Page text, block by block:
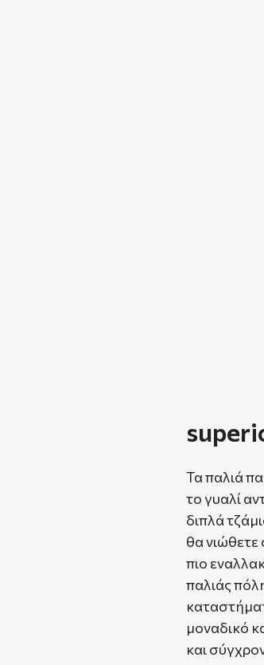
Τα παλιά
το γυαλί
διπλά
θα νιώθετε
πιο
παλιάς
μοναδικό
και